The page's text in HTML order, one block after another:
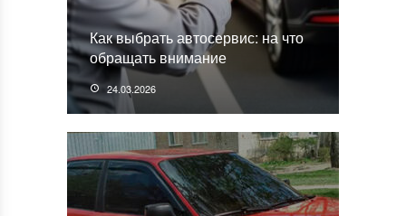
Как выбрать автосервис: на что
обращать внимание
24.03.2026